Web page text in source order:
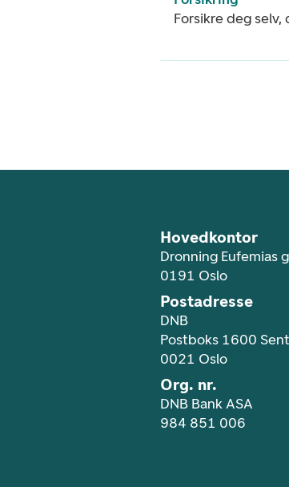
Forsikre deg
Hovedkontor
Dronning Eufemias
0191 Oslo
Postadresse
DNB
Postboks 1600
0021 Oslo
Org. nr.
DNB Bank ASA
984 851 006